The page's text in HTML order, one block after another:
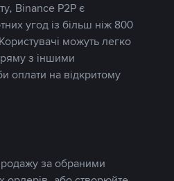
Binance P2P є
угод із більш ніж 800
можуть легко
з іншими
оплати на відкритому
за обраними